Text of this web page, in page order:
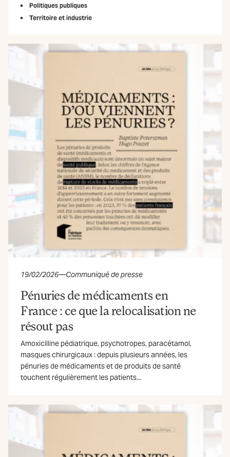
Politiques publiques
Territoire et industrie
19/02/2026—Communiqué de presse
Pénuries de médicaments en
France : ce que la relocalisation ne
résout pas
Amoxicilline pédiatrique, psychotropes, paracétamol,
masques chirurgicaux : depuis plusieurs années, les
pénuries de médicaments et de produits de santé
touchent régulièrement les patients...